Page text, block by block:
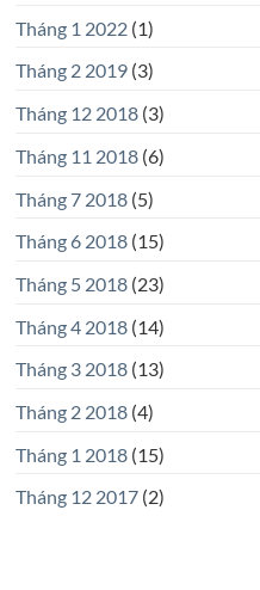
Tháng 1 2022(1)
Tháng 2 2019(3)
Tháng 12 2018(3)
Tháng 11 2018(6)
Tháng 7 2018(5)
Tháng 6 2018(15)
Tháng 5 2018(23)
Tháng 4 2018(14)
Tháng 3 2018(13)
Tháng 2 2018(4)
Tháng 1 2018(15)
Tháng 12 2017(2)